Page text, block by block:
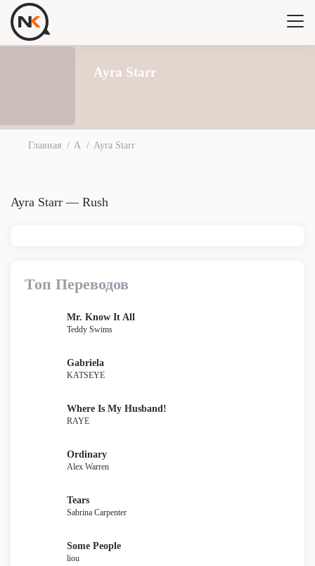
Ayra Starr
Главная A Ayra Starr
Ayra Starr — Rush
Топ Переводов
Mr. Know It All
Teddy Swims
Gabriela
KATSEYE
Where Is My Husband!
RAYE
Ordinary
Alex Warren
Tears
Sabrina Carpenter
Some People
liou